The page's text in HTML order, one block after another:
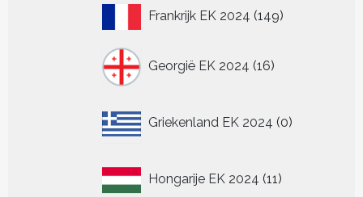
Frankrijk EK 2024 149149
Georgië EK 2024 16
producten
Griekenland EK 2024 0
producten
Hongarije EK 2024 11
producten